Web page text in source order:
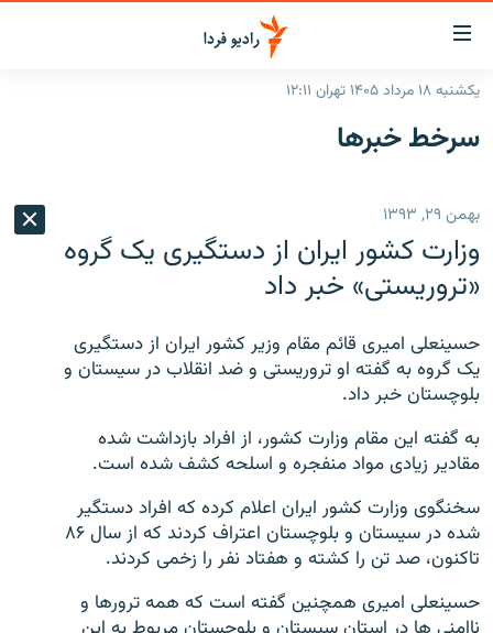
لینک‌های
قابلیت
دسترسی
بازگشت
اصلی
رفتن
صفحه
ایران
رادیو
انتخاب کنید و بشنوید
فرکانس‌ها
پادکست
گزارش‌های تصویری
گزارش‌های ویدئویی
زنان فردا
English
به ما بپیوندید
زبان‌های دیگر
یکشنبه ۱۸ مرداد ۱۴۰۵ تهران ۱۲:۱۱
سرخط‌ خبرها
بهمن ۲۹, ۱۳۹۳
وزارت کشور ایران از دستگیری یک گروه
«تروریستی» خبر داد
حسینعلی امیری قائم مقام وزیر کشور ایران از دستگیری
یک گروه به گفته او تروریستی و ضد انقلاب در سیستان و
بلوچستان خبر داد.
به گفته این مقام وزارت کشور، از افراد بازداشت شده
مقادیر زیادی مواد منفجره و اسلحه کشف شده است.
سخنگوی وزارت کشور ایران اعلام کرده که افراد دستگیر
شده در سیستان و بلوچستان اعتراف کردند که از سال ۸۶
تاکنون، صد تن را کشته و هفتاد نفر را زخمی کردند.
حسینعلی امیری همچنین گفته است که همه ترورها و